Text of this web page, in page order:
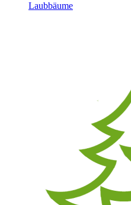
Laubbäume